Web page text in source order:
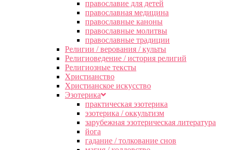
православие для детей
православная медицина
православные каноны
православные молитвы
православные традиции
Религии / верования / культы
Религиоведение / история религий
Религиозные тексты
Христианство
Христианское искусство
Эзотерика
практическая эзотерика
эзотерика / оккультизм
зарубежная эзотерическая литература
йога
гадание / толкование снов